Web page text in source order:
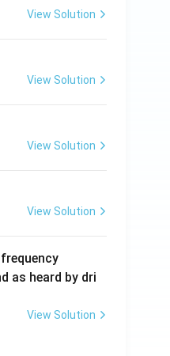
5View Solution
View Solution
View Solution
View Solution
0
\,
as heard by dri
View Solution